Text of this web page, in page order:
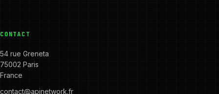
CONTACT
54 rue Greneta
75002 Paris
France
contact@apinetwork.fr